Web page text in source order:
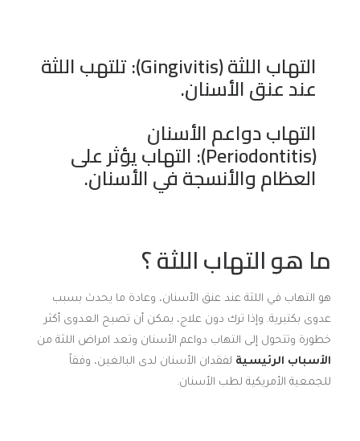
التهاب اللثة (Gingivitis): تلتهب اللثة
عند عنق الأسنان.
التهاب دواعم الأسنان
(Periodontitis): التهاب يؤثر على
العظام والأنسجة في الأسنان.
ما هو التهاب اللثة ؟
هو التهاب في اللثة عند عنق الأسنان، وعادة ما يحدث بسبب
عدوى بكتيرية. وإذا ترك دون علاج، يمكن أن تصبح العدوى أكثر
خطورة وتتحول إلى التهاب دواعم الأسنان وتعد امراض اللثة من
الأسباب الرئيسية لفقدان الأسنان لدى البالغين، وفقاً
للجمعية الأمريكية لطب الأسنان.